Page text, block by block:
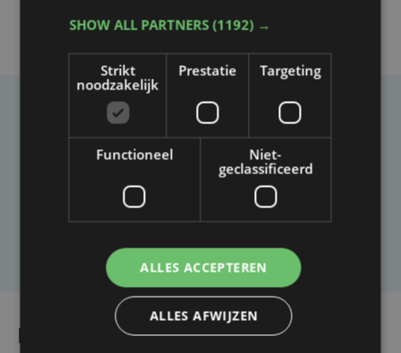
Taalfout opgemerkt?
Heb je een taal- of schrijffout opgemerkt in dit
artikel?
Lees ook
SHOW ALL PARTNERS(1192) →
Strikt
noodzakelijk
Prestatie Targeting
Functioneel
Niet-
geclassificeerd
ALLES ACCEPTEREN
ALLES AFWIJZEN